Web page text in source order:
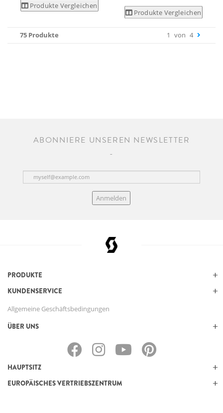
Produkte Vergleichen
Produkte Vergleichen
75 Produkte 1 von 4
ABONNIERE UNSEREN NEWSLETTER
Anmelden
PRODUKTE
KUNDENSERVICE
Allgemeine Geschäftsbedingungen
ÜBER UNS
HAUPTSITZ
EUROPÄISCHES VERTRIEBSZENTRUM